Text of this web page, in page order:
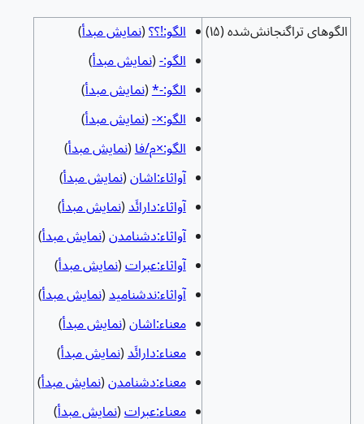
الگوهای تراگنجانش‌شده (۱۵) الگو:!؟؟(نمایش مبدأ)
الگو:-(نمایش مبدأ)
الگو:-*(نمایش مبدأ)
الگو:×-(نمایش مبدأ)
الگو:×م/فا (نمایش مبدأ)
آواثاء:اشان(نمایش مبدأ)
آواثاء:دارائَد(نمایش مبدأ)
آواثاء:دشنامدن(نمایش مبدأ)
آواثاء:عبرات(نمایش مبدأ)
آواثاء:ندشنامید(نمایش مبدأ)
معناء:اشان(نمایش مبدأ)
معناء:دارائَد(نمایش مبدأ)
معناء:دشنامدن(نمایش مبدأ)
معناء:عبرات(نمایش مبدأ)